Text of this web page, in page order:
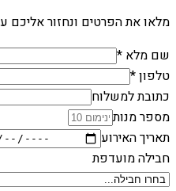
מלאו את הפרטים ונחזור
שם מלא *
טלפון *
כתובת למשלוח
מספר מנות
תאריך האירוע
חבילה מועדפת